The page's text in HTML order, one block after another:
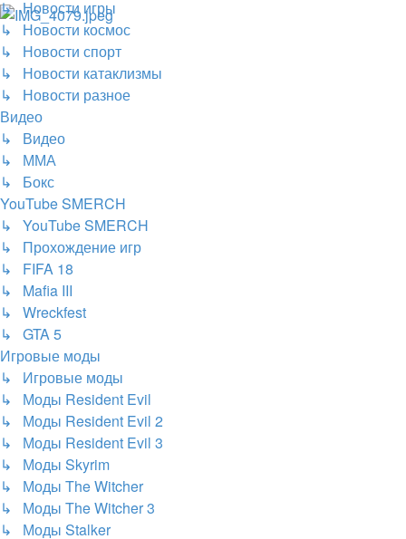
↳ Новости игры
↳ Новости космос
↳ Новости спорт
↳ Новости катаклизмы
↳ Новости разное
Видео
↳ Видео
↳ ММА
↳ Бокс
YouTube SMERCH
↳ YouTube SMERCH
↳ Прохождение игр
↳ FIFA 18
↳ Mafia III
↳ Wreckfest
↳ GTA 5
Игровые моды
↳ Игровые моды
↳ Моды Resident Evil
↳ Моды Resident Evil 2
↳ Моды Resident Evil 3
↳ Моды Skyrim
↳ Моды The Witcher
↳ Моды The Witcher 3
↳ Моды Stalker